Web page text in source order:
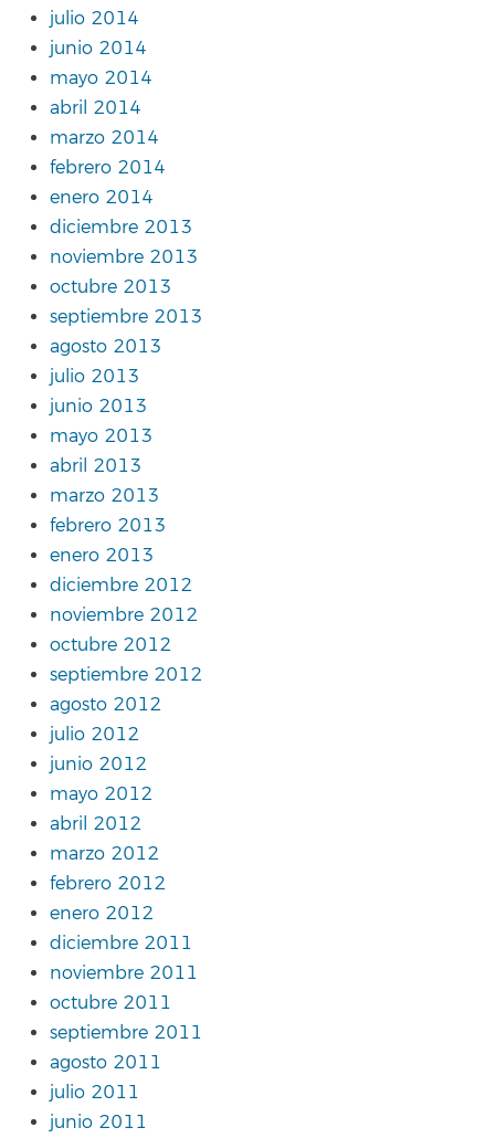
julio 2014
junio 2014
mayo 2014
abril 2014
marzo 2014
febrero 2014
enero 2014
diciembre 2013
noviembre 2013
octubre 2013
septiembre 2013
agosto 2013
julio 2013
junio 2013
mayo 2013
abril 2013
marzo 2013
febrero 2013
enero 2013
diciembre 2012
noviembre 2012
octubre 2012
septiembre 2012
agosto 2012
julio 2012
junio 2012
mayo 2012
abril 2012
marzo 2012
febrero 2012
enero 2012
diciembre 2011
noviembre 2011
octubre 2011
septiembre 2011
agosto 2011
julio 2011
junio 2011